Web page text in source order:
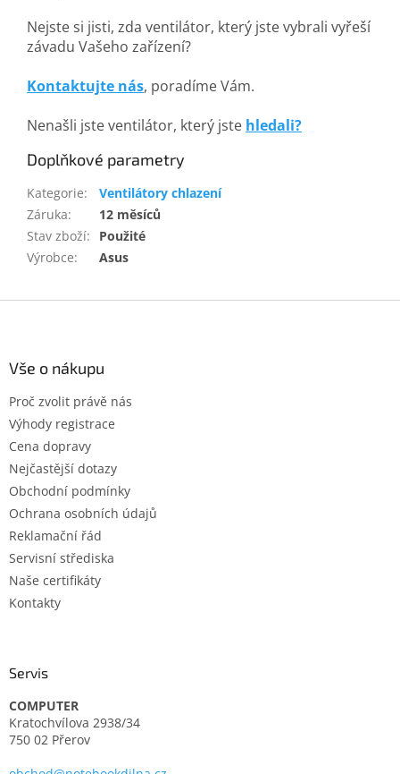
Nejste si jisti, zda ventilátor, který jste vybrali vyřeší
závadu Vašeho zařízení?
Kontaktujte nás, poradíme Vám.
Nenašli jste ventilátor, který jste hledali?
Doplňkové parametry
Kategorie:
Ventilátory chlazení
Záruka:
12 měsíců
Stav zboží:
Použité
Výrobce: Asus
Vše o nákupu
Proč zvolit právě nás
Výhody registrace
Cena dopravy
Nejčastější dotazy
Obchodní podmínky
Ochrana osobních údajů
Reklamační řád
Servisní střediska
Naše certifikáty
Kontakty
Servis
COMPUTER
Kratochvílova 2938/34
750 02 Přerov